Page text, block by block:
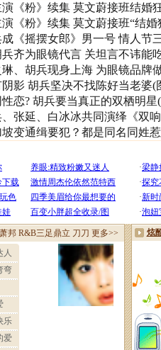
《粉》续集 莫文蔚接班结婚
《粉》续集 莫文蔚接班“结婚
《摇摆女郎》男一号 情人节
齐为眼镜代言 关坦言不讳能
、胡兵现身上海 为眼镜品牌
影 胡兵坚决不找陈好当老婆(
恋? 胡兵要当真正的双栖明星
张延、白冰冰共同演绎《双
变通缉要犯？都是同名同姓